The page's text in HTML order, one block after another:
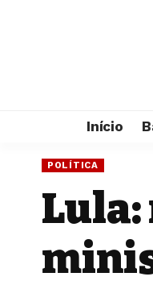
Início
POLÍTICA
Lula: